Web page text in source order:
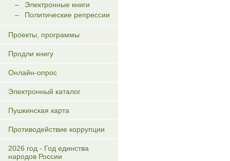
Электронные книги
Политические репрессии
Проекты, программы
Продли книгу
Онлайн-опрос
Электронный каталог
Пушкинская карта
Противодействие коррупции
2026 год - Год единства
народов России